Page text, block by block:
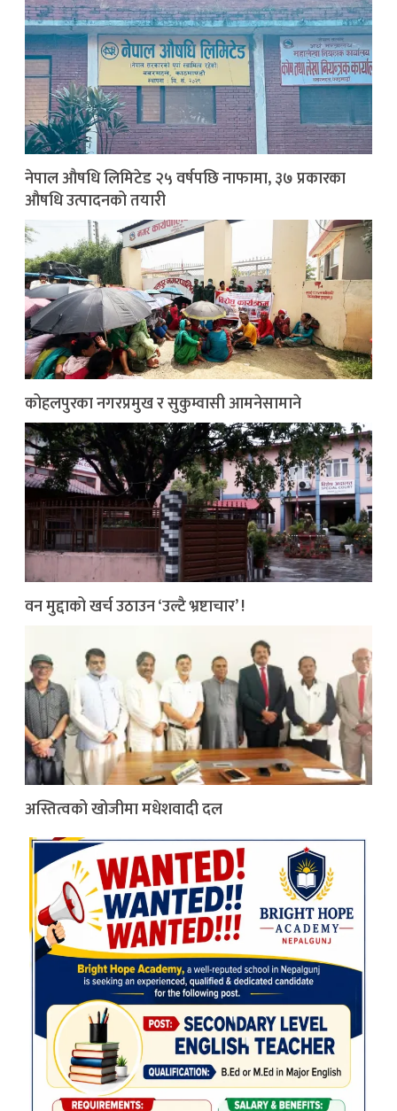
नेपाल औषधि लिमिटेड २५ वर्षपछि नाफामा, ३७ प्रकारका
औषधि उत्पादनको तयारी
कोहलपुरका नगरप्रमुख र सुकुम्वासी आमनेसामाने
वन मुद्दाको खर्च उठाउन ‘उल्टै भ्रष्टाचार’ !
अस्तित्वको खोजीमा मधेशवादी दल